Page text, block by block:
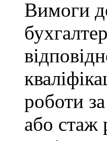
Вимоги
роботи
або стаж